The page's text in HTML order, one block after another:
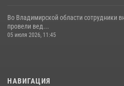
Во Владимирской области сотрудники
провели вед...
05 июля 2026, 11:45
НАВИГАЦИЯ